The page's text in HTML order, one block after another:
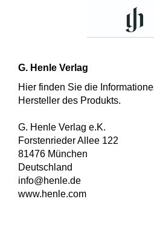
G. Henle Verlag
Hier finden Sie die
Hersteller des Produkts.
G. Henle Verlag e.K.
Forstenrieder Allee 122
81476 München
Deutschland
info@henle.de
www.henle.com